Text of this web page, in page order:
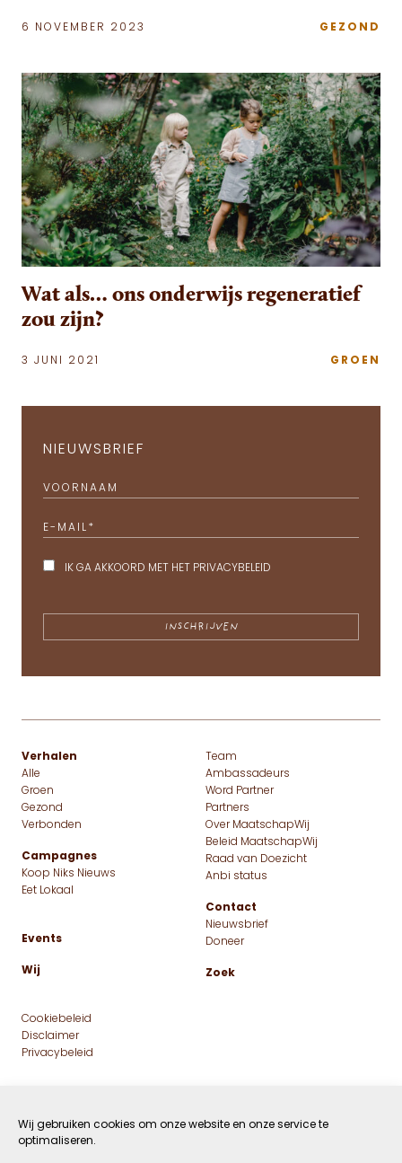
Wij gebruiken cookies om onze website en onze service te
optimaliseren.
6 NOVEMBER 2023 GEZOND
Wat als… ons onderwijs regeneratief
zou zijn?
3 JUNI 2021 GROEN
NIEUWSBRIEF
VOORNAAM
E-MAIL *
IK GA AKKOORD MET HET PRIVACYBELEID
Hoe zou ons onderwijs eruit
zien als we ons vaker
eigenlijk voor bedoeld is?